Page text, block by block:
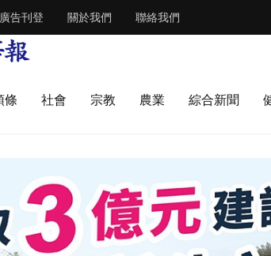
廣告刊登 關於我們 聯絡我們
條 社會 宗教 農業 綜合新聞